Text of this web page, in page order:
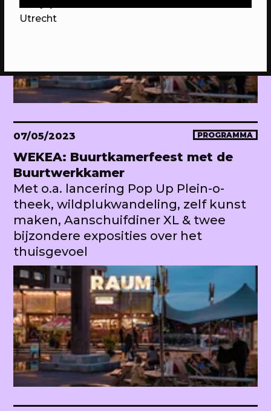
07/05/2023 PROGRAMMA
WEKEA: Buurtkamerfeest met de
Buurtwerkkamer
Met o.a. lancering Pop Up Plein-o-
theek, wildplukwandeling, zelf kunst
maken, Aanschuifdiner XL & twee
bijzondere exposities over het
thuisgevoel
Utrecht